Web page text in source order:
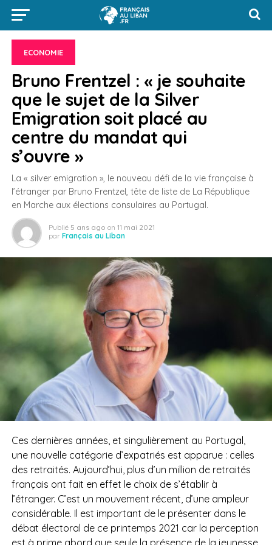
ECONOMIE
Bruno Frentzel : « je souhaite
que le sujet de la Silver
Emigration soit placé au
centre du mandat qui
s’ouvre »
La « silver emigration », le nouveau défi de la vie française à
l’étranger par Bruno Frentzel, tête de liste de La République
en Marche aux élections consulaires au Portugal.
Publié 5 ans ago on 11 mai 2021
par Français au Liban
Ces dernières années, et singulièrement au Portugal,
une nouvelle catégorie d’expatriés est apparue : celles
des retraités. Aujourd’hui, plus d’un million de retraités
français ont fait en effet le choix de s’établir à
l’étranger. C’est un mouvement récent, d’une ampleur
considérable. Il est important de le présenter dans le
débat électoral de ce printemps 2021 car la perception
est à prime abord que seule la présence de la jeunesse